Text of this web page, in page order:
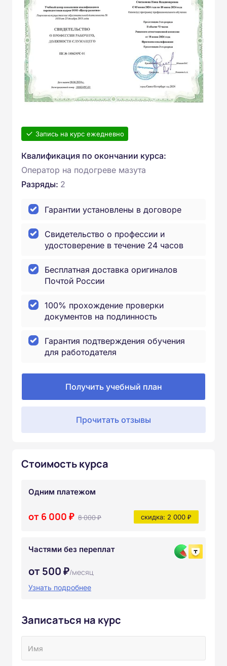
Запись на курс ежедневно
Квалификация по окончании курса:
Оператор на подогреве мазута
Разряды: 2
Гарантии установлены в договоре
Свидетельство о профессии и
удостоверение в течение 24 часов
Бесплатная доставка оригиналов
Почтой России
100% прохождение проверки
документов на подлинность
Гарантия подтверждения обучения
для работодателя
Получить учебный план
Прочитать отзывы
Стоимость курса
Одним платежом
от 6 000 ₽ 8 000 ₽ скидка: 2 000 ₽
Частями без переплат
от 500 ₽/месяц
Узнать подробнее
Записаться на курс